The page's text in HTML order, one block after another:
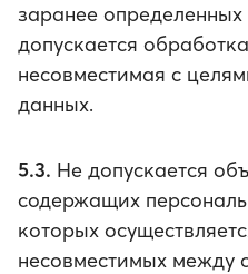
заранее
допускается
несовместимая с
данных.
5.3. Не допускается
содержащих
которых
несовместимых между